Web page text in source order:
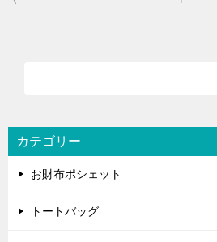
シ
ョ
カテゴリー
お財布ポシェット
トートバッグ